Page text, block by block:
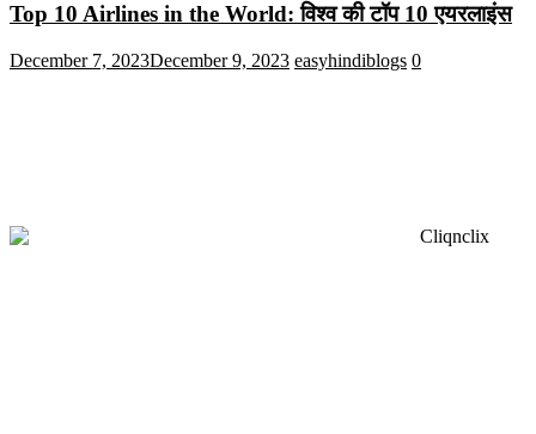
Top 10 Airlines in the World: विश्व की टॉप 10 एयरलाइंस
December 7, 2023December 9, 2023 easyhindiblogs 0